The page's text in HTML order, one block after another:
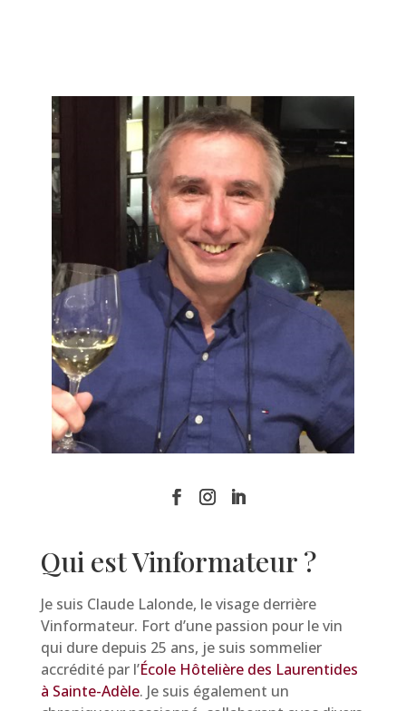
Qui est Vinformateur ?
Je suis Claude Lalonde, le visage derrière
Vinformateur. Fort d’une passion pour le vin
qui dure depuis 25 ans, je suis sommelier
accrédité par l’École Hôtelière des Laurentides
à Sainte-Adèle. Je suis également un